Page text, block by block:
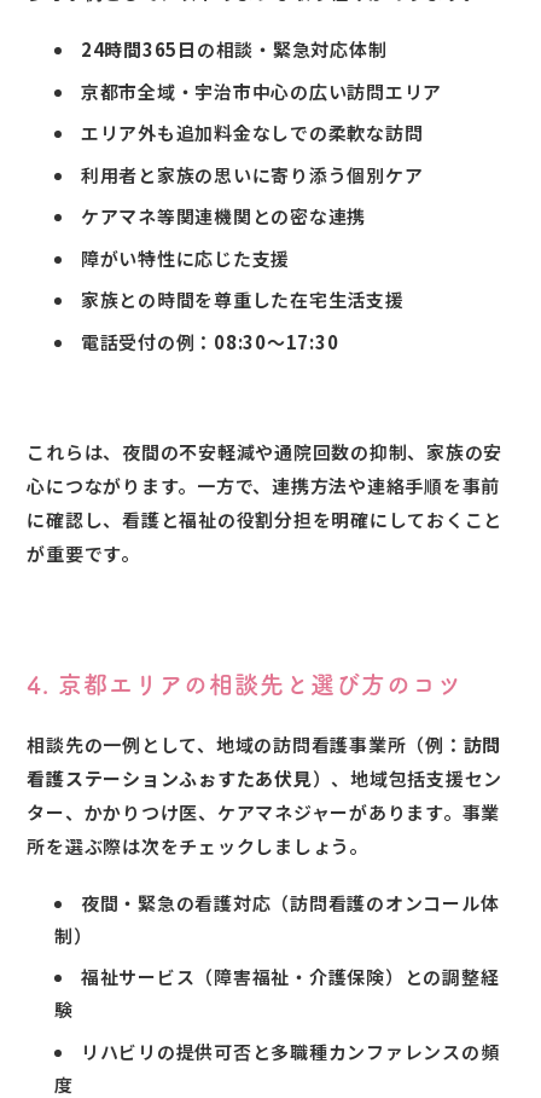
24時間365日の相談・緊急対応体制
京都市全域・宇治市中心の広い訪問エリア
エリア外も追加料金なしでの柔軟な訪問
利用者と家族の思いに寄り添う個別ケア
ケアマネ等関連機関との密な連携
障がい特性に応じた支援
家族との時間を尊重した在宅生活支援
電話受付の例： 08:30～17:30
これらは、夜間の不安軽減や通院回数の抑制、家族の安
心につながります。一方で、連携方法や連絡手順を事前
に確認し、看護と福祉の役割分担を明確にしておくこと
が重要です。
4. 京都エリアの相談先と選び方のコツ
相談先の一例として、地域の訪問看護事業所（例： 訪問
看護ステーションふぉすたあ伏見）、地域包括支援セン
ター、かかりつけ医、ケアマネジャーがあります。事業
所を選ぶ際は次をチェックしましょう。
夜間・緊急の看護対応（訪問看護のオンコール体
制）
福祉サービス（障害福祉・介護保険）との調整経
験
リハビリの提供可否と多職種カンファレンスの頻
度